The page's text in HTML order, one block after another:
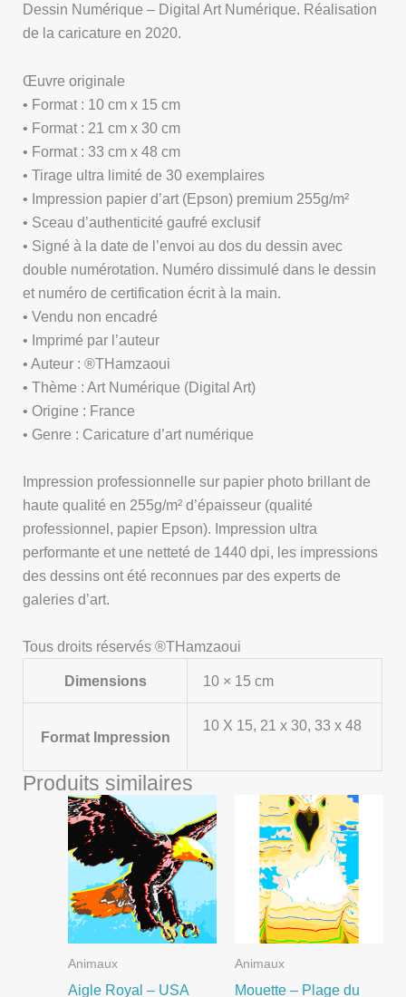
Dessin Numérique – Digital Art Numérique. Réalisation
de la caricature en 2020.
Œuvre originale
• Format : 10 cm x 15 cm
• Format : 21 cm x 30 cm
• Format : 33 cm x 48 cm
• Tirage ultra limité de 30 exemplaires
• Impression papier d’art (Epson) premium 255g/m²
• Sceau d’authenticité gaufré exclusif
• Signé à la date de l’envoi au dos du dessin avec
double numérotation. Numéro dissimulé dans le dessin
et numéro de certification écrit à la main.
• Vendu non encadré
• Imprimé par l’auteur
• Auteur : ®THamzaoui
• Thème : Art Numérique (Digital Art)
• Origine : France
• Genre : Caricature d’art numérique
Impression professionnelle sur papier photo brillant de
haute qualité en 255g/m² d’épaisseur (qualité
professionnel, papier Epson). Impression ultra
performante et une netteté de 1440 dpi, les impressions
des dessins ont été reconnues par des experts de
galeries d’art.
Tous droits réservés ®THamzaoui
Dimensions 10 × 15 cm
Format Impression
10 X 15, 21 x 30, 33 x 48
Produits similaires
Animaux
Aigle Royal – USA
Animaux
Mouette – Plage du